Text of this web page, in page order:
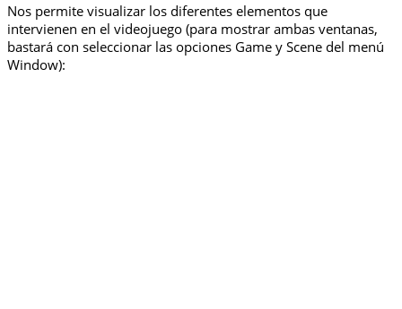
Nos permite visualizar los diferentes elementos que
intervienen en el videojuego (para mostrar ambas ventanas,
bastará con seleccionar las opciones Game y Scene del menú
Window):